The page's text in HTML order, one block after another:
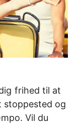
frihed til at
stoppested og
Vil du